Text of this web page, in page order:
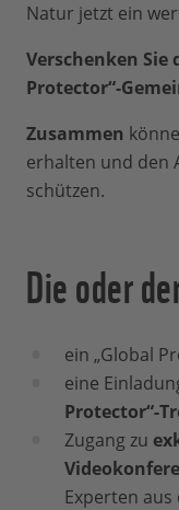
Natur jetzt ein
Verschenken Sie
Protector“-
Zusammen
erhalten und den
schützen.
Die oder
ein „Global
eine
Protector“-
Zugang zu
Experten